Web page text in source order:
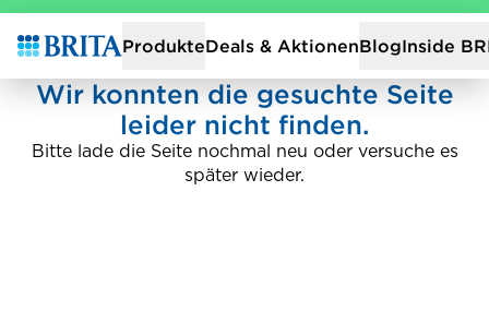
Zur Startseite
ProdukteDeals & AktionenBlogInside
Wir konnten die gesuchte Seite
leider nicht finden.
Bitte lade die Seite nochmal neu oder versuche es
später wieder.